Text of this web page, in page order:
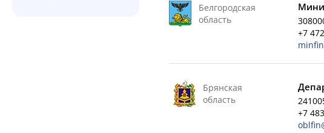
Белгородская
область
+7
Брянская
область
+7